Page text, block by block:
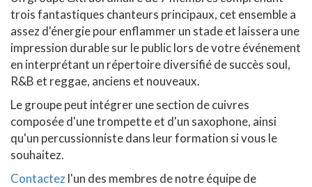
trois fantastiques chanteurs principaux, cet ensemble a
assez d'énergie pour enflammer un stade et laissera une
impression durable sur le public lors de votre événement
en interprétant un répertoire diversifié de succès soul,
R&B et reggae, anciens et nouveaux.
Le groupe peut intégrer une section de cuivres
composée d'une trompette et d'un saxophone, ainsi
qu'un percussionniste dans leur formation si vous le
souhaitez.
Contactezl'un des membres de notre équipe de